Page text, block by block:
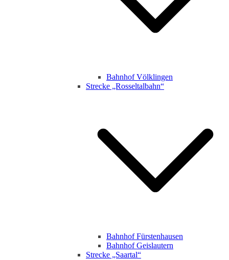
Bahnhof Völklingen
Strecke „Rosseltalbahn“
Bahnhof Fürstenhausen
Bahnhof Geislautern
Strecke „Saartal“